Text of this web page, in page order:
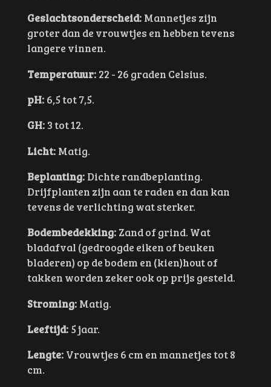
Geslachtsonderscheid:Mannetjes zijn
groter dan de vrouwtjes en hebben tevens
langere vinnen.
Temperatuur: 22 - 26 graden Celsius.
pH: 6,5 tot 7,5.
GH:3 tot 12.
Licht:Matig.
Beplanting:Dichte randbeplanting.
Drijfplanten zijn aan te raden en dan kan
tevens de verlichting wat sterker.
Bodembedekking:Zand of grind. Wat
bladafval (gedroogde eiken of beuken
bladeren) op de bodem en (kien)hout of
takken worden zeker ook op prijs gesteld.
Stroming:Matig.
Leeftijd: 5 jaar.
Lengte:Vrouwtjes 6 cm en mannetjes tot 8
cm.